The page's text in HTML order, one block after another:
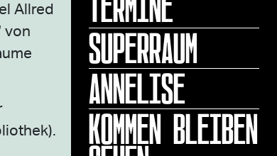
SUPERRAUM
ANNELISE
KOMMEN BLEIBEN
Allred
von